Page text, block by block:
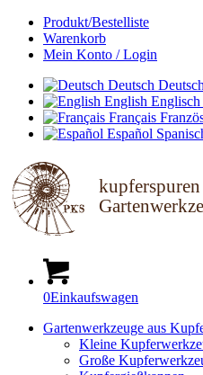
Produkt/Bestelliste
Warenkorb
Mein Konto / Login
Deutsch Deutsch
English Englisch
Français
Español
0Einkaufswagen
Gartenwerkzeuge aus
Kleine
Große